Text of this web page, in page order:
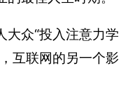
大众“投入注意力学
互联网的另一个影